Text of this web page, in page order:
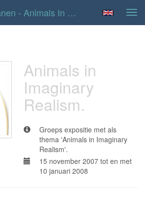
Peter Van Oostzanen - Animals In Imaginary Realism.
Animals in
Imaginary
Realism.
Groeps expositie met als
thema 'Animals in Imaginary
Realism'.
15 november 2007 tot en met
10 januari 2008